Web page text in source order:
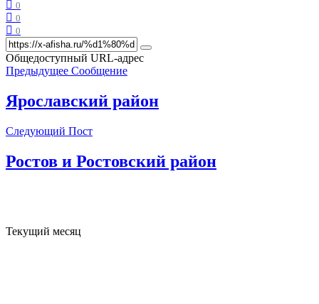
0
0
0
Общедоступный URL-адрес
Предыдущее Сообщение
Ярославский район
Следующий Пост
Ростов и Ростовский район
Текущий месяц